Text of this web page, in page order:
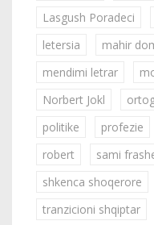
Lasgush Poradeci
letersia
mahir
mendimi letrar
Norbert Jokl
politike
profezie
robert
sami
shkenca shoqerore
tranzicioni shqiptar